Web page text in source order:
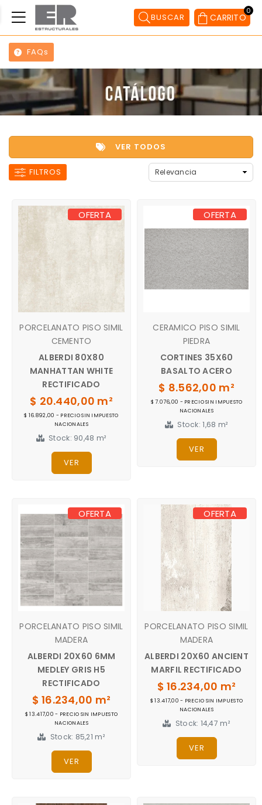
BUSCAR
0
CARRITO
FAQs
VER TODOS
FILTROS
OFERTA
PORCELANATO PISO SIMIL
CEMENTO
ALBERDI 80X80
MANHATTAN WHITE
RECTIFICADO
$ 20.440,00 m²
$ 16.892,00 - PRECIO SIN IMPUESTO
NACIONALES
Stock: 90,48 m²
VER
OFERTA
CERAMICO PISO SIMIL
PIEDRA
CORTINES 35X60
BASALTO ACERO
$ 8.562,00 m²
$ 7.076,00 - PRECIO SIN IMPUESTO
NACIONALES
Stock: 1,68 m²
VER
OFERTA
PORCELANATO PISO SIMIL
MADERA
ALBERDI 20X60 6MM
MEDLEY GRIS H5
RECTIFICADO
$ 16.234,00 m²
$ 13.417,00 - PRECIO SIN IMPUESTO
NACIONALES
Stock: 85,21 m²
VER
OFERTA
PORCELANATO PISO SIMIL
MADERA
ALBERDI 20X60 ANCIENT
MARFIL RECTIFICADO
$ 16.234,00 m²
$ 13.417,00 - PRECIO SIN IMPUESTO
NACIONALES
Stock: 14,47 m²
VER